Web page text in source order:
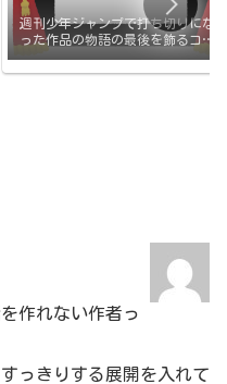
週刊少年ジャンプで打ち切りにな
った作品の物語の最後を飾るコマ
打ち切られたその日に更新
作れない作者っ
っきりする展開を入れて